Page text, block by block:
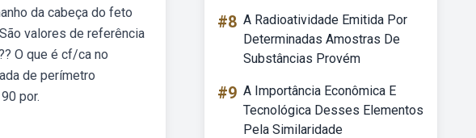
da cabeça do feto
valores de referência
O que é cf/ca no
de perímetro
por.
#8 A Radioatividade Emitida Por
Determinadas Amostras De
Substâncias Provém
#9 A Importância Econômica E
Tecnológica Desses Elementos
Pela Similaridade